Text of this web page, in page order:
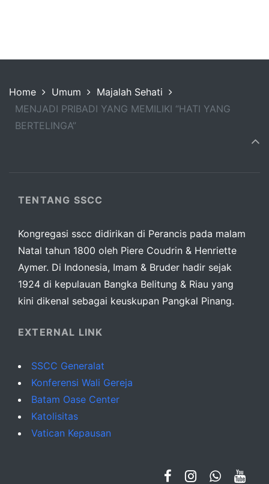
Home Umum
Majalah Sehati
MENJADI PRIBADI YANG MEMILIKI “HATI YANG
BERTELINGA”
TENTANG SSCC
Kongregasi sscc didirikan di Perancis pada malam
Natal tahun 1800 oleh Piere Coudrin & Henriette
Aymer. Di Indonesia, Imam & Bruder hadir sejak
1924 di kepulauan Bangka Belitung & Riau yang
kini dikenal sebagai keuskupan Pangkal Pinang.
EXTERNAL LINK
SSCC Generalat
Konferensi Wali Gereja
Batam Oase Center
Katolisitas
Vatican Kepausan